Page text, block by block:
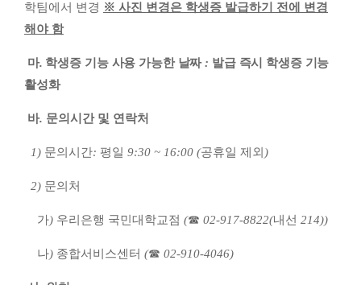
학팀에서 변경 ※ 사진 변경은 학생증 발급하기 전에 변경
해야 함
마. 학생증 기능 사용 가능한 날짜: 발급 즉시 학생증 기능
활성화
바. 문의시간 및 연락처
1) 문의시간: 평일 9:30 ~ 16:00 (공휴일 제외 )
2) 문의처
가) 우리은행 국민대학교점 (☎ 02-917-8822(내선 214))
나) 종합서비스센터 (☎ 02-910-4046)